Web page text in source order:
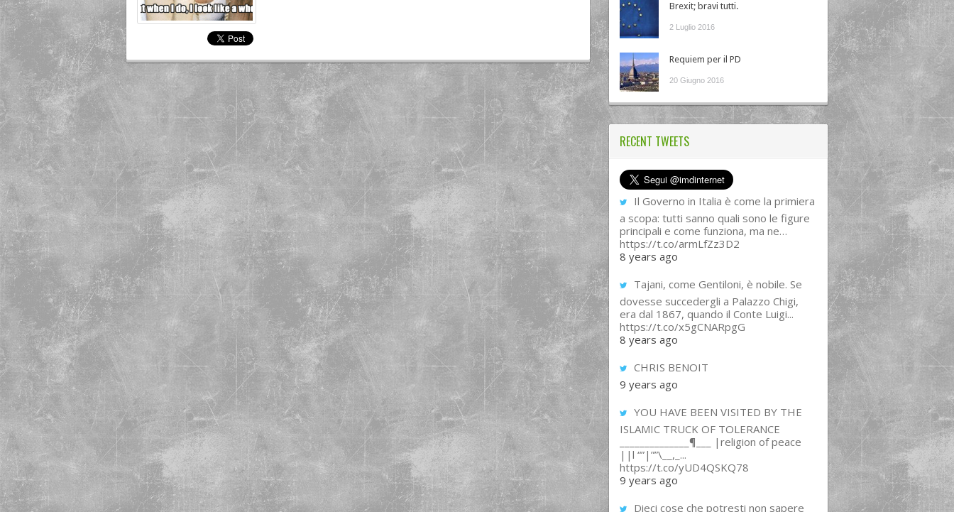
Brexit; bravi tutti.
2 Luglio 2016
Requiem per il PD
20 Giugno 2016
RECENT TWEETS
Il Governo in Italia è come la primiera
a scopa: tutti sanno quali sono le figure
principali e come funziona, ma ne…
https://t.co/armLfZz3D2
8 years ago
Tajani, come Gentiloni, è nobile. Se
dovesse succedergli a Palazzo Chigi,
era dal 1867, quando il Conte Luigi...
https://t.co/x5gCNARpgG
8 years ago
CHRIS BENOIT
9 years ago
YOU HAVE BEEN VISITED BY THE
ISLAMIC TRUCK OF TOLERANCE
______________¶___ |religion of peace
||l “”|””\__,_...
https://t.co/yUD4QSKQ78
9 years ago
Dieci cose che potresti non sapere